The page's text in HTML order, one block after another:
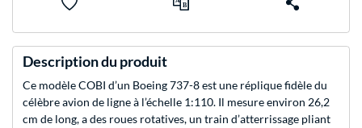
Description du produit
Ce modèle COBI d’un Boeing 737-8 est une réplique fidèle du
célèbre avion de ligne à l’échelle 1:110. Il mesure environ 26,2
cm de long, a des roues rotatives, un train d’atterrissage pliant